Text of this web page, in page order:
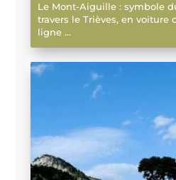
Le Mont-Aiguille : symbole
travers le Trièves, en voiture
ligne ...